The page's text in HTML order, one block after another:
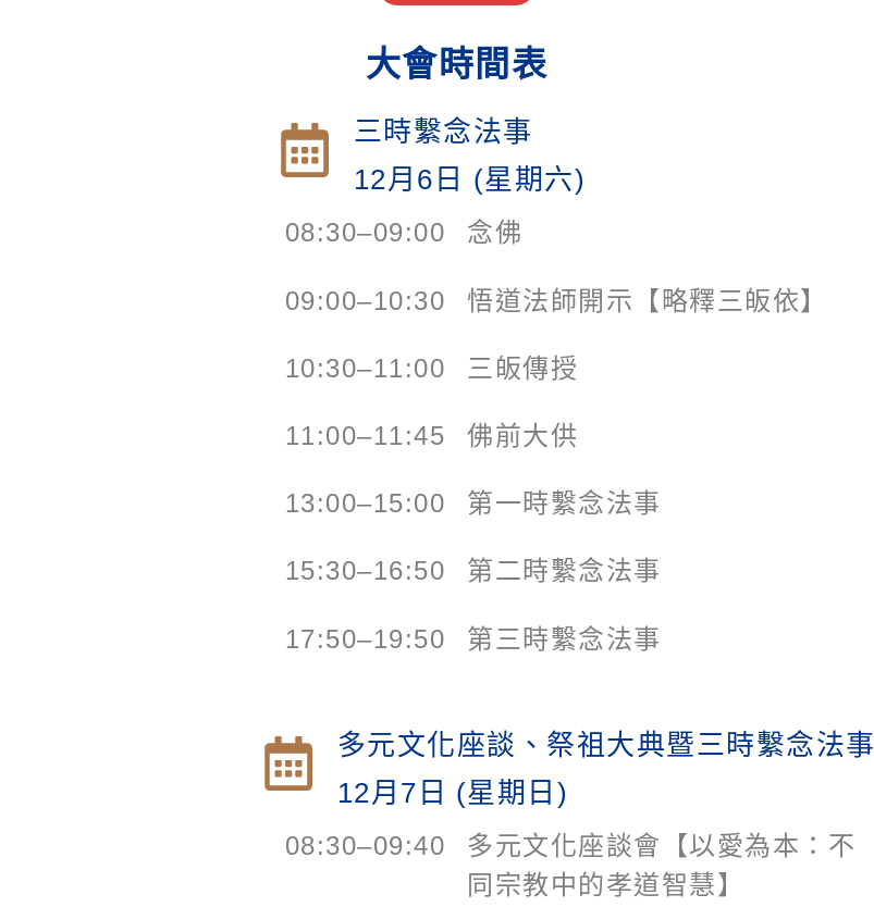
大會時間表
三時繫念法事
12月6日 (星期六)
08:30–09:00 念佛
09:00–10:30 悟道法師開示【略釋三皈依】
10:30–11:00 三皈傳授
11:00–11:45 佛前大供
13:00–15:00 第一時繫念法事
15:30–16:50 第二時繫念法事
17:50–19:50 第三時繫念法事
多元文化座談、祭祖大典暨三時繫念法事
12月7日 (星期日)
08:30–09:40
多元文化座談會【以愛為本：不
同宗教中的孝道智慧】